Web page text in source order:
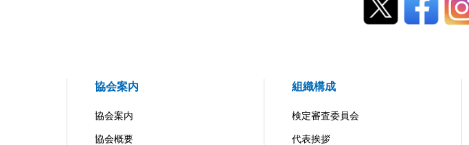
協会案内
協会案内
協会概要
組織構成
検定審査委員会
代表挨拶